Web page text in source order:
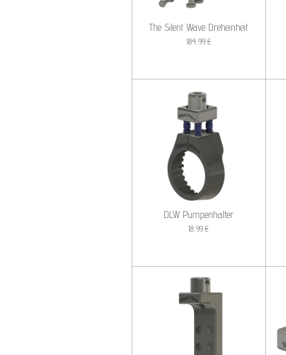
The Silent Wave Dreheinheit
184,99 €
DLW Pumpenhalter
18,99 €